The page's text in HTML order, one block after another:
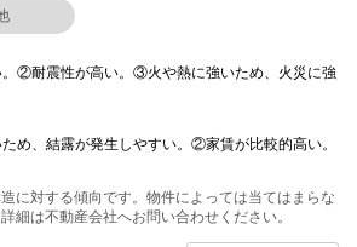
②耐震性が高い。③火や熱に強いため、火災に強
め、結露が発生しやすい。②家賃が比較的高い。
に対する傾向です。物件によっては当てはまらな
細は不動産会社へお問い合わせください。